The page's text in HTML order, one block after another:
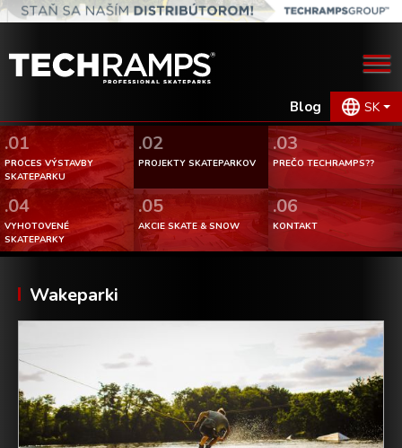
Blog SK
.01
PROCES VÝSTAVBY
SKATEPARKU
.02
PROJEKTY SKATEPARKOV
.03
PREČO TECHRAMPS??
.04
VYHOTOVENÉ
SKATEPARKY
.05
AKCIE SKATE & SNOW
.06
KONTAKT
Wakeparki